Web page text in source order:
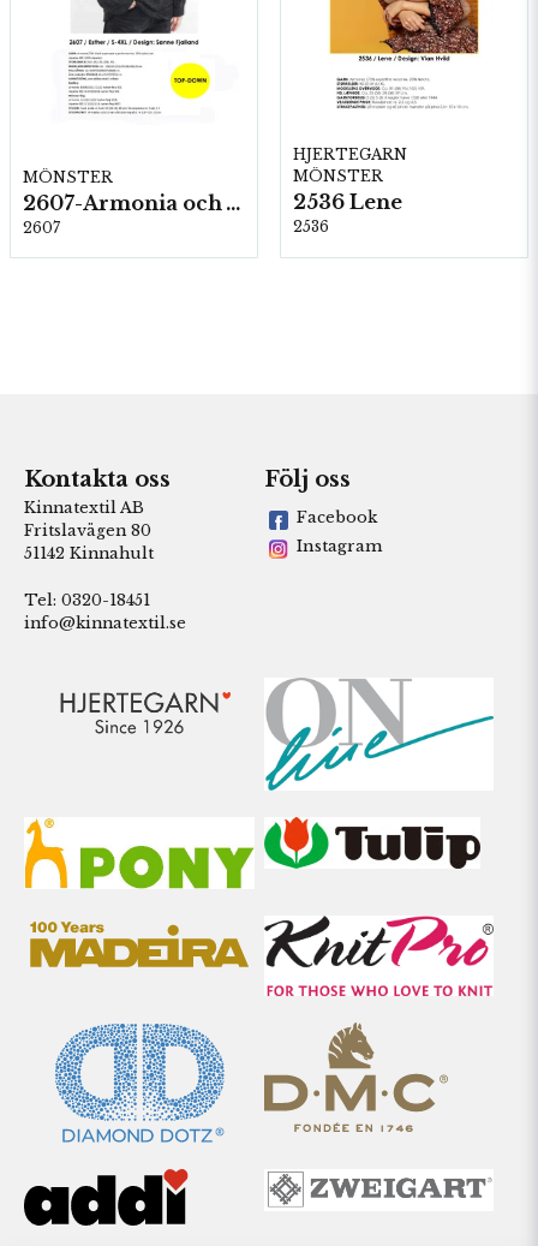
MÖNSTER
2607-Armonia och Alpaca 400
2607
HJERTEGARN
MÖNSTER
2536 Lene
2536
Kontakta oss
Kinnatextil AB
Fritslavägen 80
51142 Kinnahult
Tel: 0320-18451
info@kinnatextil.se
Följ oss
Facebook
Instagram